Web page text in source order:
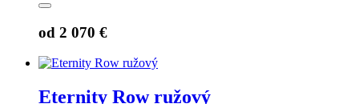
od 2 070 €
Eternity Row ružový